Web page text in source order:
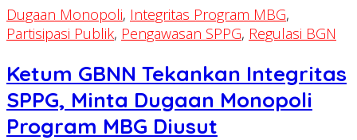
Dugaan Monopoli, Integritas Program MBG,
Partisipasi Publik, Pengawasan SPPG, Regulasi BGN
Ketum GBNN Tekankan Integritas
SPPG, Minta Dugaan Monopoli
Program MBG Diusut